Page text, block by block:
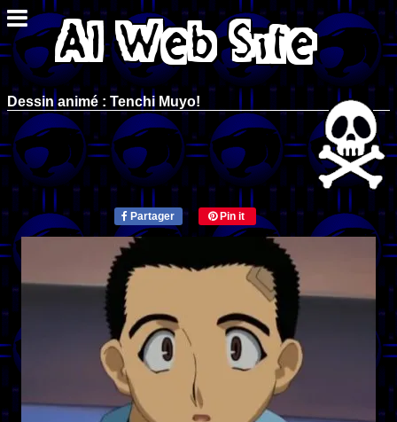
Dessin animé : Tenchi Muyo!
Partager Pin it